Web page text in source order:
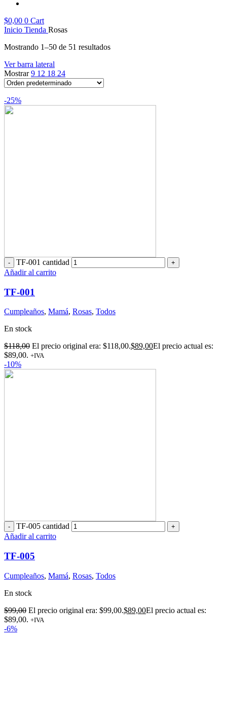
$0,00 0 Cart
Inicio Tienda Rosas
Mostrando 1–50 de 51 resultados
Ver barra lateral
Mostrar9 12 18 24
-25%
TF-001 cantidad
Añadir al carrito
TF-001
Cumpleaños, Mamá, Rosas, Todos
En stock
$118,00 El precio original era: $118,00.$89,00El precio actual es:
$89,00. +IVA
-10%
TF-005 cantidad
Añadir al carrito
TF-005
Cumpleaños, Mamá, Rosas, Todos
En stock
$99,00 El precio original era: $99,00.$89,00El precio actual es:
$89,00. +IVA
-6%